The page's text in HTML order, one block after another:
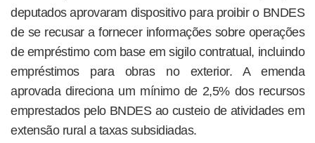
deputados aprovaram dispositivo para proibir o BNDES
de se recusar a fornecer informações sobre operações
de empréstimo com base em sigilo contratual, incluindo
empréstimos para obras no exterior. A emenda
aprovada direciona um mínimo de 2,5% dos recursos
emprestados pelo BNDES ao custeio de atividades em
extensão rural a taxas subsidiadas.